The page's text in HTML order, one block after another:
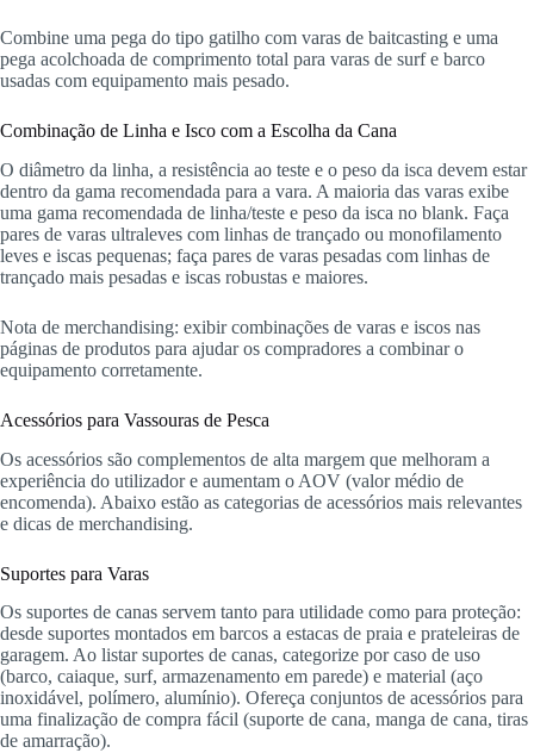
Combine uma pega do tipo gatilho com varas de baitcasting e uma
pega acolchoada de comprimento total para varas de surf e barco
usadas com equipamento mais pesado.
Combinação de Linha e Isco com a Escolha da Cana
O diâmetro da linha, a resistência ao teste e o peso da isca devem estar
dentro da gama recomendada para a vara. A maioria das varas exibe
uma gama recomendada de linha/teste e peso da isca no blank. Faça
pares de varas ultraleves com linhas de trançado ou monofilamento
leves e iscas pequenas; faça pares de varas pesadas com linhas de
trançado mais pesadas e iscas robustas e maiores.
Nota de merchandising: exibir combinações de varas e iscos nas
páginas de produtos para ajudar os compradores a combinar o
equipamento corretamente.
Acessórios para Vassouras de Pesca
Os acessórios são complementos de alta margem que melhoram a
experiência do utilizador e aumentam o AOV (valor médio de
encomenda). Abaixo estão as categorias de acessórios mais relevantes
e dicas de merchandising.
Suportes para Varas
Os suportes de canas servem tanto para utilidade como para proteção:
desde suportes montados em barcos a estacas de praia e prateleiras de
garagem. Ao listar suportes de canas, categorize por caso de uso
(barco, caiaque, surf, armazenamento em parede) e material (aço
inoxidável, polímero, alumínio). Ofereça conjuntos de acessórios para
uma finalização de compra fácil (suporte de cana, manga de cana, tiras
de amarração).